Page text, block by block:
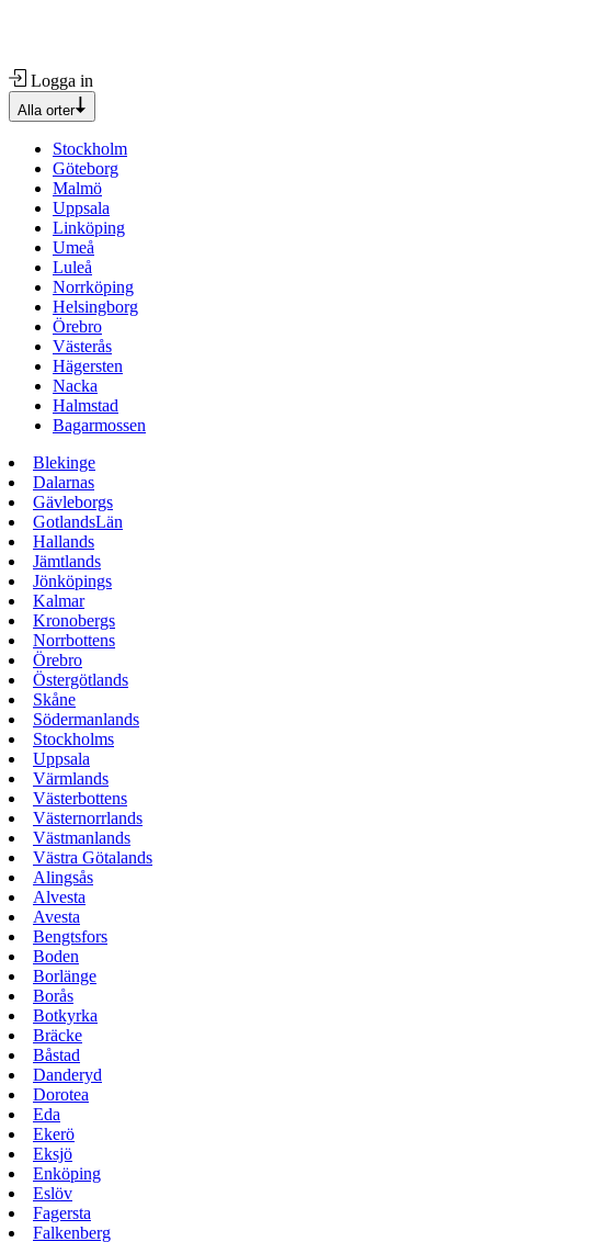
Logga in
Alla orter
Stockholm
Göteborg
Malmö
Uppsala
Linköping
Umeå
Luleå
Norrköping
Helsingborg
Örebro
Västerås
Hägersten
Nacka
Halmstad
Bagarmossen
Blekinge
Dalarnas
Gävleborgs
GotlandsLän
Hallands
Jämtlands
Jönköpings
Kalmar
Kronobergs
Norrbottens
Örebro
Östergötlands
Skåne
Södermanlands
Stockholms
Uppsala
Värmlands
Västerbottens
Västernorrlands
Västmanlands
Västra Götalands
Alingsås
Alvesta
Avesta
Bengtsfors
Boden
Borlänge
Borås
Botkyrka
Bräcke
Båstad
Danderyd
Dorotea
Eda
Ekerö
Eksjö
Enköping
Eslöv
Fagersta
Falkenberg